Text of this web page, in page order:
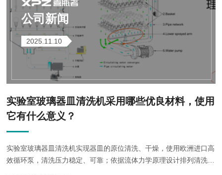
公司新闻
2025.11.10
实验室玻璃器皿清洗机采用哪些优良材料，使用
它有什么意义？
实验室玻璃器皿清洗机实现器皿的原位清洗、干燥，使用欧洲进口高
效循环泵，清洗压力稳定、可靠；依据流体力学原理设计排列清洗